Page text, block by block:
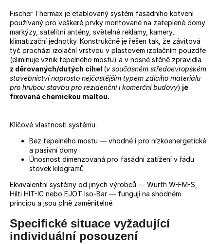
Fischer Thermax je etablovaný systém fasádního kotvení
používaný pro veškeré prvky montované na zateplené domy:
markýzy, satelitní antény, světelné reklamy, kamery,
klimatizační jednotky. Konstrukčně je řešen tak, že závitová
tyč prochází izolační vrstvou v plastovém izolačním pouzdře
(eliminuje vznik tepelného mostu) a v nosné stěně zpravidla
z děrovaných/dutých cihel (v současném středoevropském
stavebnictví naprosto nejčastějším typem zdicího materiálu
pro hrubou stavbu pro rezidenční i komerční budovy) je
fixovaná chemickou maltou.
Klíčové vlastnosti systému:
Bez tepelného mostu — vhodné i pro nízkoenergetické
a pasivní domy
Únosnost dimenzovaná pro fasádní zatížení v řádu
stovek kilogramů
Ekvivalentní systémy od jiných výrobců — Würth W-FM-S,
Hilti HIT-IC nebo EJOT Iso-Bar — fungují na shodném
principu a jsou plně zaměnitelné.
Specifické situace vyžadující
individuální posouzení